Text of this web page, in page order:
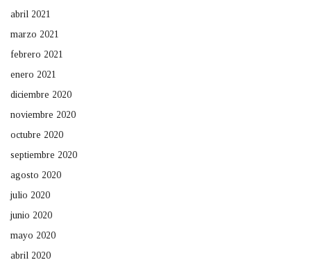
abril 2021
marzo 2021
febrero 2021
enero 2021
diciembre 2020
noviembre 2020
octubre 2020
septiembre 2020
agosto 2020
julio 2020
junio 2020
mayo 2020
abril 2020